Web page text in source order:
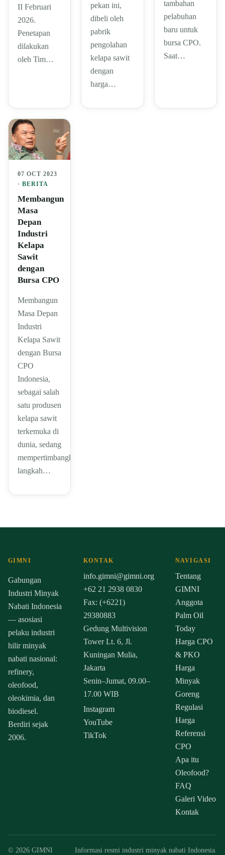
II Februari
2026.
Penetapan
dilakukan
oleh Tim…
pekan ini,
dibeli oleh
pabrik
pengolahan
kelapa sawit
dengan
harga…
tambahan
pelabuhan
baru untuk
bursa CPO.
Saat…
07 OCT 2023
· BERITA
Membangun
Masa
Depan
Industri
Kelapa
Sawit
dengan
Bursa CPO
Membangun
Masa Depan
Industri
Kelapa Sawit
dengan Bursa
CPO
Indonesia,
sebagai salah
satu produsen
kelapa sawit
terkemuka di
dunia, sedang
mempertimbangkan
langkah…
GIMNI
Gabungan
Industri Minyak
Nabati Indonesia
— asosiasi
pelaku industri
hilir minyak
nabati nasional:
refinery,
oleofood,
oleokimia, dan
biodiesel.
Berdiri sejak
2006.
KONTAK
info.gimni@gimni.org
+62 21 2938 0830
Fax: (+6221)
29380883
Gedung Multivision
Tower Lt. 6, Jl.
Kuningan Mulia,
Jakarta
Senin–Jumat, 09.00–
17.00 WIB
Instagram
YouTube
TikTok
NAVIGASI
Tentang
GIMNI
Anggota
Palm Oil
Today
Harga CPO
& PKO
Harga
Minyak
Goreng
Regulasi
Harga
Referensi
CPO
Apa itu
Oleofood?
FAQ
Galeri Video
Kontak
© 2026 GIMNI Informasi resmi industri minyak nabati Indonesia.